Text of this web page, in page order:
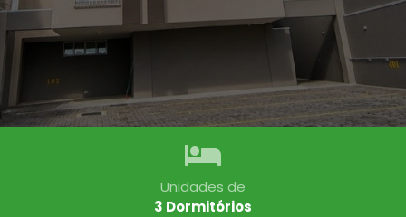
Unidades de
3 Dormitórios